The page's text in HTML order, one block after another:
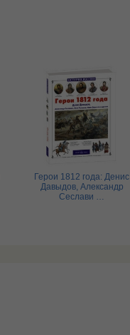
Герои 1812 года: Денис
Давыдов, Александр
Сеслави …